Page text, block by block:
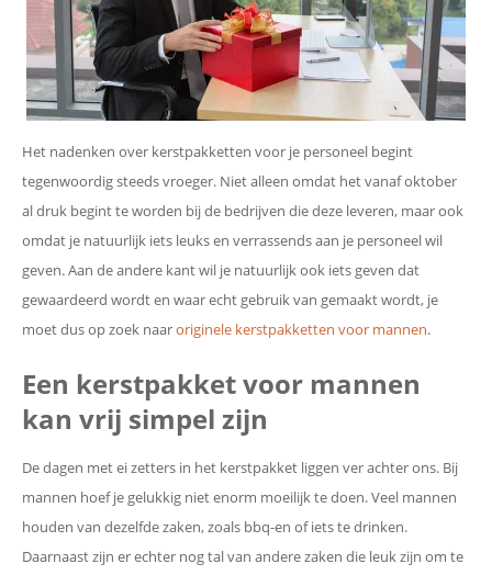
Het nadenken over kerstpakketten voor je personeel begint
tegenwoordig steeds vroeger. Niet alleen omdat het vanaf oktober
al druk begint te worden bij de bedrijven die deze leveren, maar ook
omdat je natuurlijk iets leuks en verrassends aan je personeel wil
geven. Aan de andere kant wil je natuurlijk ook iets geven dat
gewaardeerd wordt en waar echt gebruik van gemaakt wordt, je
moet dus op zoek naaroriginele kerstpakketten voor mannen.
Een kerstpakket voor mannen
kan vrij simpel zijn
De dagen met ei zetters in het kerstpakket liggen ver achter ons. Bij
mannen hoef je gelukkig niet enorm moeilijk te doen. Veel mannen
houden van dezelfde zaken, zoals bbq-en of iets te drinken.
Daarnaast zijn er echter nog tal van andere zaken die leuk zijn om te